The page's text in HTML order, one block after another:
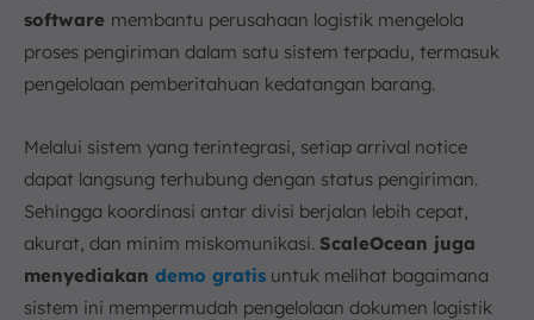
software membantu perusahaan logistik mengelola
proses pengiriman dalam satu sistem terpadu, termasuk
pengelolaan pemberitahuan kedatangan barang.
Melalui sistem yang terintegrasi, setiap arrival notice
dapat langsung terhubung dengan status pengiriman.
Sehingga koordinasi antar divisi berjalan lebih cepat,
akurat, dan minim miskomunikasi. ScaleOcean juga
menyediakan demo gratis untuk melihat bagaimana
sistem ini mempermudah pengelolaan dokumen logistik